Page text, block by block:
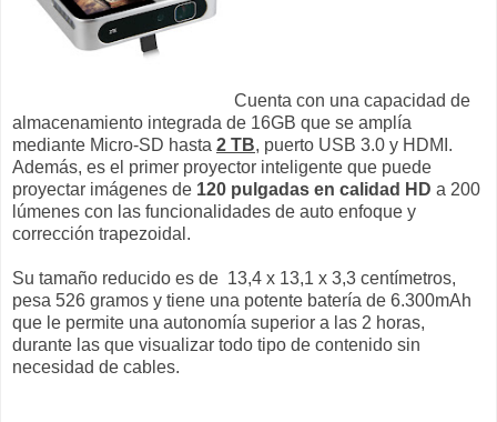
Cuenta con una capacidad de
almacenamiento integrada de 16GB que se amplía
mediante Micro-SD hasta 2 TB, puerto USB 3.0 y HDMI.
Además, es el primer proyector inteligente que puede
proyectar imágenes de 120 pulgadas en calidad HD a 200
lúmenes con las funcionalidades de auto enfoque y
corrección trapezoidal.
Su tamaño reducido es de 13,4 x 13,1 x 3,3 centímetros,
pesa 526 gramos y tiene una potente batería de 6.300mAh
que le permite una autonomía superior a las 2 horas,
durante las que visualizar todo tipo de contenido sin
necesidad de cables.